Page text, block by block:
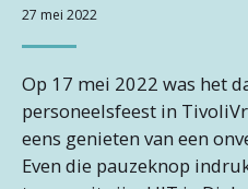
homepage
Leer ons kennen
Jij krijgt bij ons
27 mei 2022
Op 17 mei 2022 was het
personeelsfeest in
eens genieten van een
Even die pauzeknop